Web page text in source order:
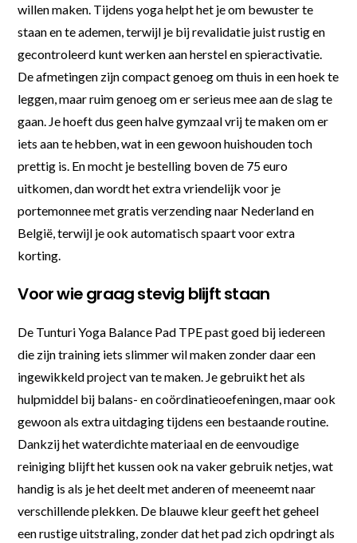
willen maken. Tijdens yoga helpt het je om bewuster te
staan en te ademen, terwijl je bij revalidatie juist rustig en
gecontroleerd kunt werken aan herstel en spieractivatie.
De afmetingen zijn compact genoeg om thuis in een hoek te
leggen, maar ruim genoeg om er serieus mee aan de slag te
gaan. Je hoeft dus geen halve gymzaal vrij te maken om er
iets aan te hebben, wat in een gewoon huishouden toch
prettig is. En mocht je bestelling boven de 75 euro
uitkomen, dan wordt het extra vriendelijk voor je
portemonnee met gratis verzending naar Nederland en
België, terwijl je ook automatisch spaart voor extra
korting.
Voor wie graag stevig blijft staan
De Tunturi Yoga Balance Pad TPE past goed bij iedereen
die zijn training iets slimmer wil maken zonder daar een
ingewikkeld project van te maken. Je gebruikt het als
hulpmiddel bij balans- en coördinatieoefeningen, maar ook
gewoon als extra uitdaging tijdens een bestaande routine.
Dankzij het waterdichte materiaal en de eenvoudige
reiniging blijft het kussen ook na vaker gebruik netjes, wat
handig is als je het deelt met anderen of meeneemt naar
verschillende plekken. De blauwe kleur geeft het geheel
een rustige uitstraling, zonder dat het pad zich opdringt als